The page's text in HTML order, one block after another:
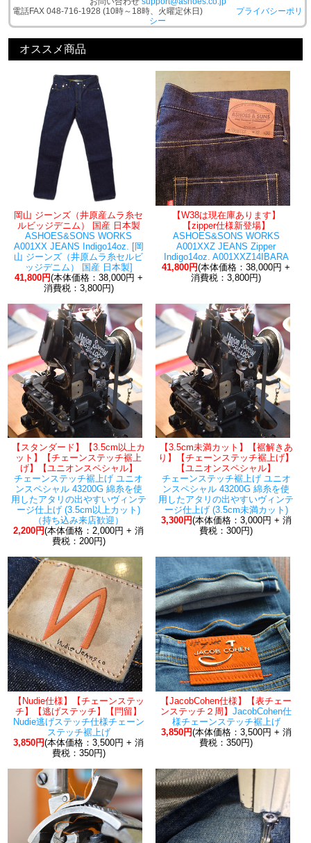
電話FAX 048-716-1928 (10時～18時、火曜定休日) プライバシーポリ
シー
オススメ商品
岡山 ジーンズ（井原産ムラ糸セ
ルビッジデニム） 国産 日本製
ASHOES&SONS WORKS
A001XX JEANS Indigo14oz. [岡
山 ジーンズ（井原ムラ糸セルビ
ッジデニム） 国産 日本製]
41,800円(本体価格：38,000円 +
消費税：3,800円)
【W38は現在庫あります】
【zipper仕様新登場】
ASHOES&SONS WORKS
A001XXZ JEANS Zipper
Indigo14oz. A001XXZ14IBARA
41,800円(本体価格：38,000円 +
消費税：3,800円)
【スタンダード】【3.5cm以上カ
ット】【チェーンステッチ裾上
げ】【ユニオンスペシャル】
チェーンステッチ裾上げ ユニオ
ンスペシャル 43200G 綿糸を使
用したアタリの出やすいヴィンテ
ージ仕上げ (3.5cm以上カット)
（持ち込み来店歓迎）
2,200円(本体価格：2,000円 + 消
費税：200円)
【3.5cm未満カット】【裾解きあ
り】【チェーンステッチ裾上げ】
【ユニオンスペシャル】
チェーンステッチ裾上げ ユニオ
ンスペシャル 43200G 綿糸を使
用したアタリの出やすいヴィンテ
ージ仕上げ (3.5cm未満カット)
3,300円(本体価格：3,000円 + 消
費税：300円)
【Nudie仕様】【チェーンステッ
チ】【逃げステッチ】【閂留】
Nudie逃げステッチ仕様チェーン
ステッチ裾上げ
3,850円(本体価格：3,500円 + 消
費税：350円)
【JacobCohen仕様】【表チェー
ンステッチ２周】JacobCohen仕
様チェーンステッチ裾上げ
3,850円(本体価格：3,500円 + 消
費税：350円)